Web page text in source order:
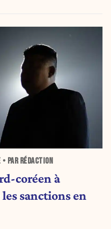
• PAR RÉDACTION
coréen à
sanctions en